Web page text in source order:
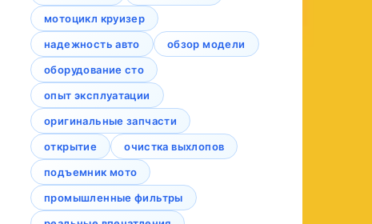
мотоцикл круизер
надежность авто
обзор модели
оборудование сто
опыт эксплуатации
оригинальные запчасти
открытие
очистка выхлопов
подъемник мото
промышленные фильтры